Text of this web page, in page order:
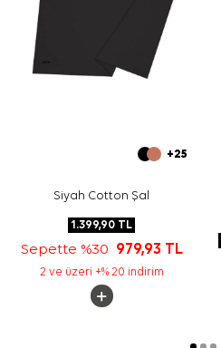
+25
Siyah Cotton Şal
1.399,90 TL
Sepette %30 979,93 TL
2 ve üzeri +% 20 indirim